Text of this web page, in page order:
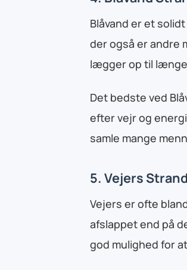
Blåvand er et
der også er andre
lægger op til
Det bedste ved
efter vejr og
samle mange
5. Vejers Strand
Vejers er ofte
afslappet end på
god mulighed for